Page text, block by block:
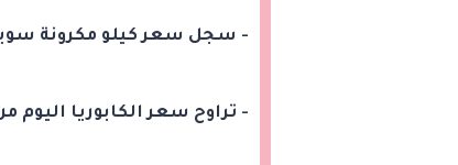
- سجل سعر كيلو مكرونة سويسي
- تراوح سعر الكابوريا اليوم من 40 إلى 160